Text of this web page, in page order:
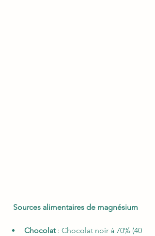
Sources alimentaires de magnésium
Chocolat : Chocolat noir à 70% (40